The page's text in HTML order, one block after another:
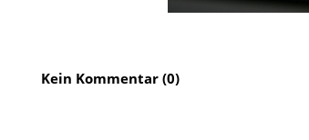
Kein Kommentar (0)